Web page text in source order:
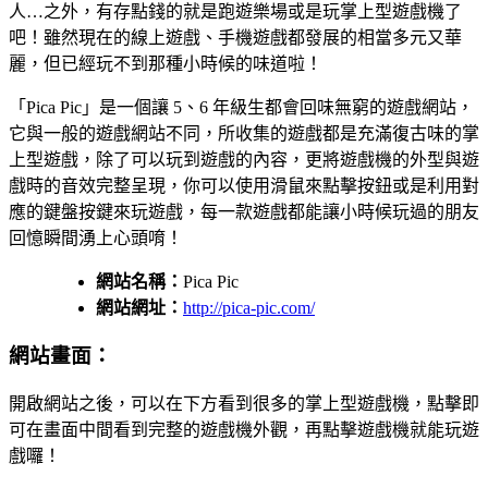
人…之外，有存點錢的就是跑遊樂場或是玩掌上型遊戲機了
吧！雖然現在的線上遊戲、手機遊戲都發展的相當多元又華
麗，但已經玩不到那種小時候的味道啦！
「Pica Pic」是一個讓 5、6 年級生都會回味無窮的遊戲網站，
它與一般的遊戲網站不同，所收集的遊戲都是充滿復古味的掌
上型遊戲，除了可以玩到遊戲的內容，更將遊戲機的外型與遊
戲時的音效完整呈現，你可以使用滑鼠來點擊按鈕或是利用對
應的鍵盤按鍵來玩遊戲，每一款遊戲都能讓小時候玩過的朋友
回憶瞬間湧上心頭唷！
網站名稱： Pica Pic
網站網址： http://pica-pic.com/
網站畫面：
開啟網站之後，可以在下方看到很多的掌上型遊戲機，點擊即
可在畫面中間看到完整的遊戲機外觀，再點擊遊戲機就能玩遊
戲囉！